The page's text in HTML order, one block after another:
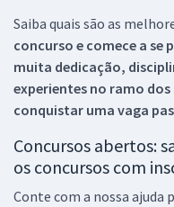
Saiba quais são as
concurso e comece a se
muita dedicação,
experientes no ramo dos
conquistar uma vaga
Concursos abertos:
os concursos com
Conte com a nossa ajuda